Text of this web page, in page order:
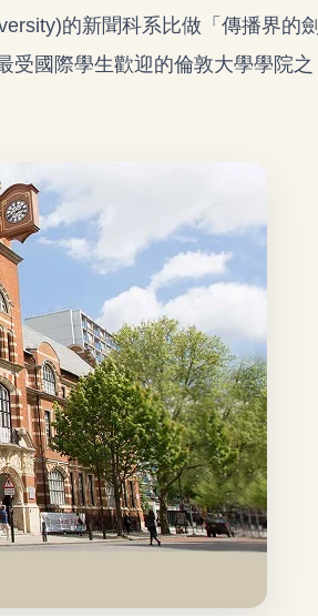
的新聞科系比做「傳播界的
受國際學生歡迎的倫敦大學學院之